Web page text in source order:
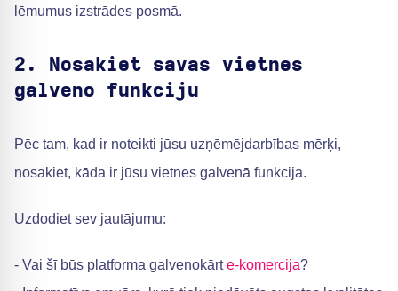
lēmumus izstrādes posmā.
2. Nosakiet savas vietnes
galveno funkciju
Pēc tam, kad ir noteikti jūsu uzņēmējdarbības mērķi,
nosakiet, kāda ir jūsu vietnes galvenā funkcija.
Uzdodiet sev jautājumu:
- Vai šī būs platforma galvenokārte-komercija?